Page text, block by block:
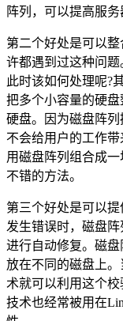
阵列，可以提高服务
第二个好处是可以
许都遇到过这种问题
此时该如何处理呢?
把多个小容量的硬
硬盘。因为磁盘阵
不会给用户的工作
用磁盘阵列组合成
不错的方法。
第三个好处是可以
发生错误时，磁盘
进行自动修复。磁
放在不同的磁盘上
术就可以利用这个
技术也经常被用在